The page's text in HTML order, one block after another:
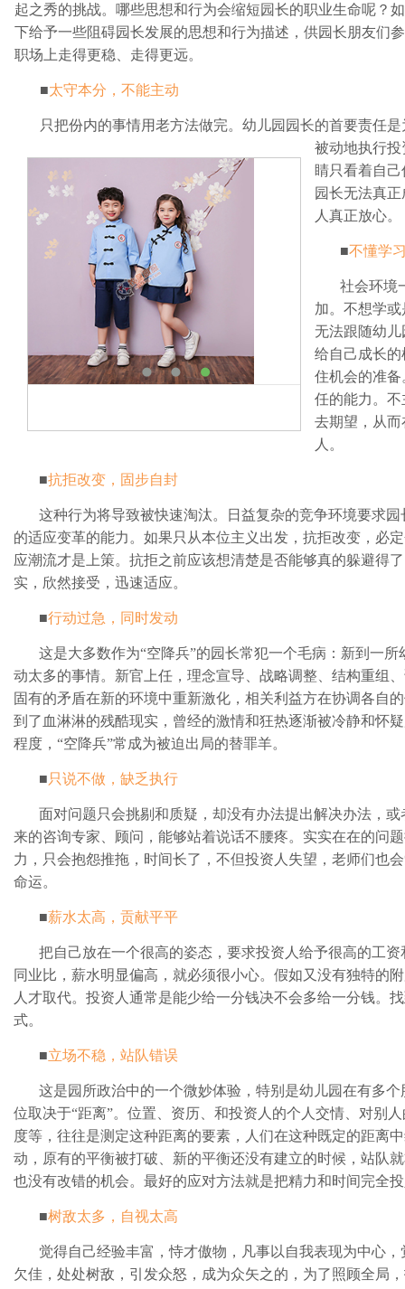
起之秀的挑战。哪些思想和行为会缩短园长的职业生命呢？
下给予一些阻碍园长发展的思想和行为描述，供园长朋友们
职场上走得更稳、走得更远。
■太守本分，不能主动
只把份内的事情用老方法做完。幼儿园园长的首要责任
被动地执行
睛只看着自
园长无法真
人真正放心。
■不懂学
社会环境
加。不想学
无法跟随幼
给自己成长
住机会的准
任的能力。
去期望，从
人。
■抗拒改变，固步自封
这种行为将导致被快速淘汰。日益复杂的竞争环境要求
的适应变革的能力。如果只从本位主义出发，抗拒改变，必
应潮流才是上策。抗拒之前应该想清楚是否能够真的躲避得
实，欣然接受，迅速适应。
■行动过急，同时发动
这是大多数作为“空降兵”的园长常犯一个毛病：新到一
动太多的事情。新官上任，理念宣导、战略调整、结构重组
固有的矛盾在新的环境中重新激化，相关利益方在协调各自
到了血淋淋的残酷现实，曾经的激情和狂热逐渐被冷静和怀
程度，“空降兵”常成为被迫出局的替罪羊。
■ 只说不做，缺乏执行
面对问题只会挑剔和质疑，却没有办法提出解决办法，
来的咨询专家、顾问，能够站着说话不腰疼。实实在在的问
力，只会抱怨推拖，时间长了，不但投资人失望，老师们也
命运。
■薪水太高，贡献平平
把自己放在一个很高的姿态，要求投资人给予很高的工
同业比，薪水明显偏高，就必须很小心。假如又没有独特的
人才取代。投资人通常是能少给一分钱决不会多给一分钱。
式。
■立场不稳，站队错误
这是园所政治中的一个微妙体验，特别是幼儿园在有多
位取决于“距离”。位置、资历、和投资人的个人交情、对别
度等，往往是测定这种距离的要素，人们在这种既定的距离
动，原有的平衡被打破、新的平衡还没有建立的时候，站队
也没有改错的机会。最好的应对方法就是把精力和时间完全
■树敌太多，自视太高
觉得自己经验丰富，恃才傲物，凡事以自我表现为中心
欠佳，处处树敌，引发众怒，成为众矢之的，为了照顾全局